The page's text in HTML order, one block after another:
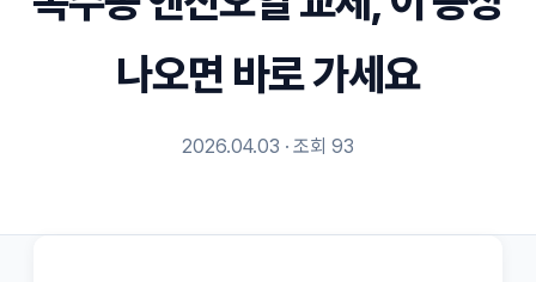
나오면 바로 가세요
2026.04.03 · 조회 93